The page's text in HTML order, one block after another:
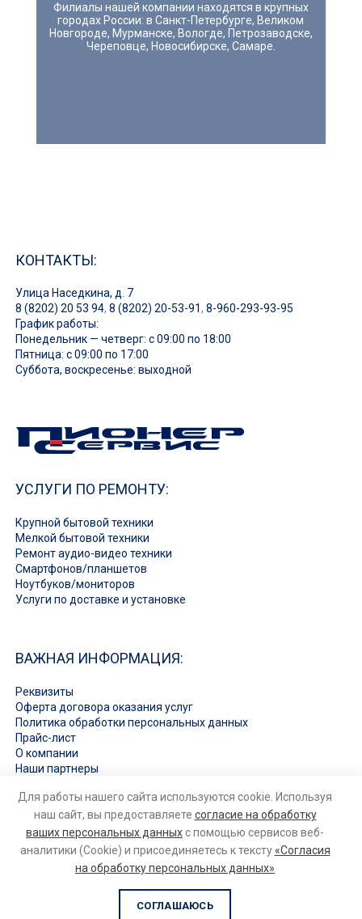
Филиалы нашей компании находятся в крупных
городах России: в Санкт-Петербурге, Великом
Новгороде, Мурманске, Вологде, Петрозаводске,
Череповце, Новосибирске, Самаре.
КОНТАКТЫ:
Улица Наседкина, д. 7
8 (8202) 20 53 94,8 (8202) 20-53-91,8-960-293-93-95
График работы:
Понедельник — четверг: с 09:00 по 18:00
Пятница: с 09:00 по 17:00
Суббота, воскресенье: выходной
УСЛУГИ ПО РЕМОНТУ:
Крупной бытовой техники
Мелкой бытовой техники
Ремонт аудио-видео техники
Смартфонов/планшетов
Ноутбуков/мониторов
Услуги по доставке и установке
ВАЖНАЯ ИНФОРМАЦИЯ:
Реквизиты
Оферта договора оказания услуг
Политика обработки персональных данных
Прайс-лист
О компании
Наши партнеры
Ответы на вопросы
Ремонт бытовой техники и электроники
защищены
РАЗРАБОТКАVECTOR
Для работы нашего сайта используются cookie. Используя
наш сайт, вы предоставляете согласие на обработку
ваших персональных данныхс помощью сервисов веб-
аналитики (Cookie) и присоединяетесь к тексту«Согласия
на обработку персональных данных»
СОГЛАШАЮСЬ